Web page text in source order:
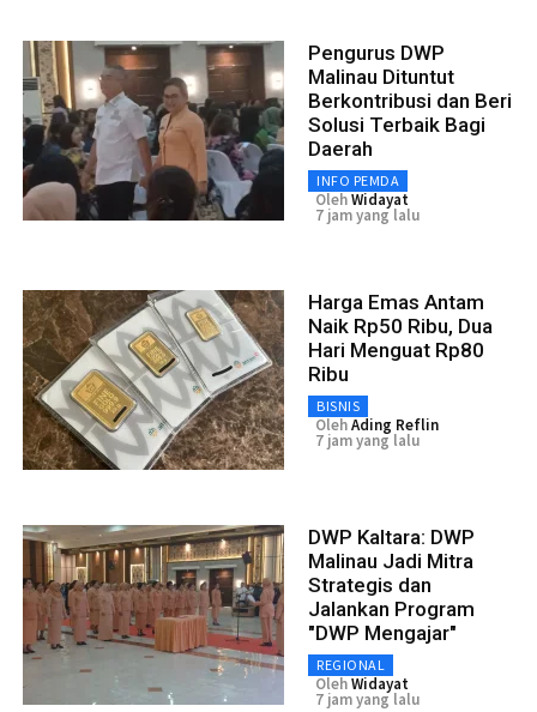
Pengurus DWP
Malinau Dituntut
Berkontribusi dan Beri
Solusi Terbaik Bagi
Daerah
INFO PEMDA
OlehWidayat
7 jam yang lalu
Harga Emas Antam
Naik Rp50 Ribu, Dua
Hari Menguat Rp80
Ribu
BISNIS
OlehAding Reflin
7 jam yang lalu
DWP Kaltara: DWP
Malinau Jadi Mitra
Strategis dan
Jalankan Program
"DWP Mengajar"
REGIONAL
OlehWidayat
7 jam yang lalu